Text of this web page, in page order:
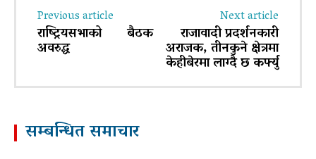
Previous article
राष्ट्रियसभाको बैठक
अवरुद्ध
Next article
राजावादी प्रदर्शनकारी
अराजक, तीनकुने क्षेत्रमा
केहीबेरमा लाग्दै छ कर्फ्यु
सम्बन्धित समाचार